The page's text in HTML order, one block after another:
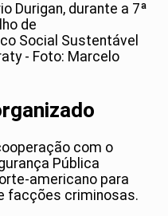
Durigan, durante a 7ª
de
Social Sustentável
- Foto: Marcelo
com o
Pública
americano para
facções criminosas.